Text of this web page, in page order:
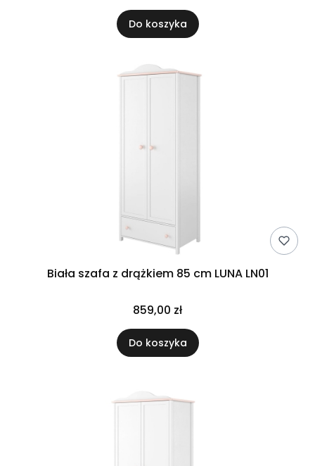
Do koszyka
Biała szafa z drążkiem 85 cm LUNA LN01
859,00 zł
Do koszyka